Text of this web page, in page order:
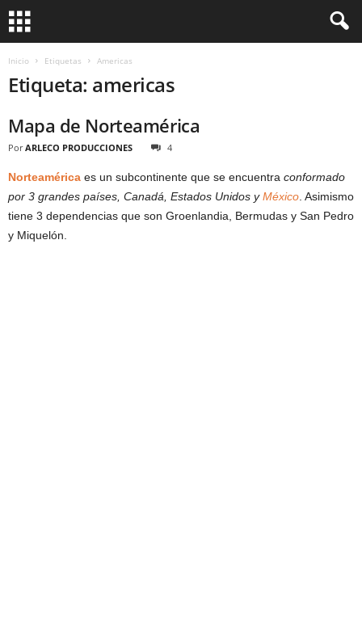
Inicio Etiquetas Americas
Etiqueta: americas
Mapa de Norteamérica
Por ARLECO PRODUCCIONES 4
Norteamérica es un subcontinente que se encuentra conformado
por 3 grandes países, Canadá, Estados Unidos yMéxico . Asimismo
tiene 3 dependencias que son Groenlandia, Bermudas y San Pedro
y Miquelón.